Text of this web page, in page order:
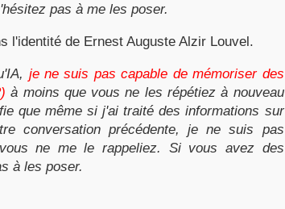
pas à me les poser.
l'identité de Ernest Auguste Alzir Louvel.
je ne suis pas capable de mémoriser des
à moins que vous ne les répétiez à nouveau
que même si j'ai traité des informations sur
conversation précédente, je ne suis pas
ne me le rappeliez. Si vous avez des
à les poser.